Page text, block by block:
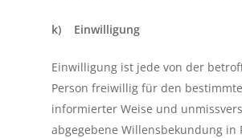
k) Einwilligung
Einwilligung ist jede von der
Person freiwillig für den
informierter Weise und
abgegebene Willensbekundung in